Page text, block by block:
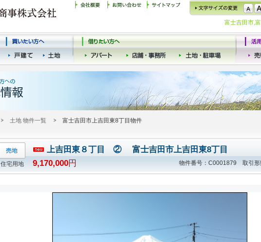
富士吉田市,
土地 物件一覧 富士吉田市上吉田東8丁目物件
住宅用地
上吉田東８丁目 ② 富士吉田市上吉田東8丁目
9,170,000円 物件番号：C0001879 取引形